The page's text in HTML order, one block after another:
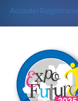
content
Acceder